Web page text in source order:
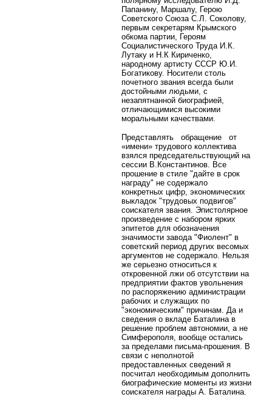
Папанину, Маршалу, Герою
Советского Союза С.Л. Соколову,
первым секретарям Крымского
обкома партии, Героям
Социалистического Труда И.К.
Лутаку и Н.К Кириченко,
народному артисту СССР Ю.И.
Богатикову. Носители столь
почетного звания всегда были
достойными людьми, с
незапятнанной биографией,
отличающимися высокими
моральными качествами.
Представлять обращение от
«имени» трудового коллектива
взялся председательствующий на
сессии В.Константинов. Все
прошение в стиле "дайте в срок
награду" не содержало
конкретных цифр, экономических
выкладок "трудовых подвигов"
соискателя звания. Эпистолярное
произведение с набором ярких
эпитетов для обозначения
значимости завода "Фиолент" в
советский период других весомых
аргументов не содержало. Нельзя
же серьезно относиться к
откровенной лжи об отсутствии на
предприятии фактов увольнения
по распоряжению администрации
рабочих и служащих по
"экономическим" причинам. Да и
сведения о вкладе Баталина в
решение проблем автономии, а не
Симферополя, вообще остались
за пределами письма-прошения. В
связи с неполнотой
предоставленных сведений я
посчитал необходимым дополнить
биографические моменты из жизни
соискателя награды А. Баталина.